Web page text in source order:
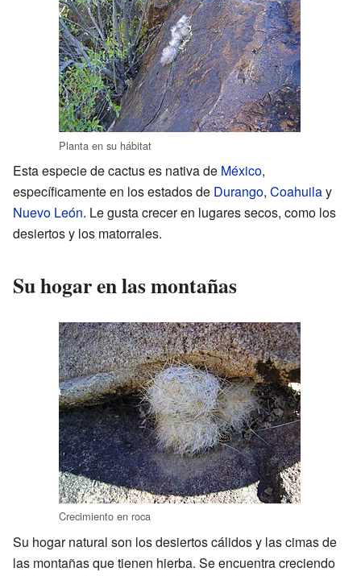
Planta en su hábitat
Esta especie de cactus es nativa de México,
específicamente en los estados de Durango, Coahuilay
Nuevo León. Le gusta crecer en lugares secos, como los
desiertos y los matorrales.
Su hogar en las montañas
Crecimiento en roca
Su hogar natural son los desiertos cálidos y las cimas de
las montañas que tienen hierba. Se encuentra creciendo